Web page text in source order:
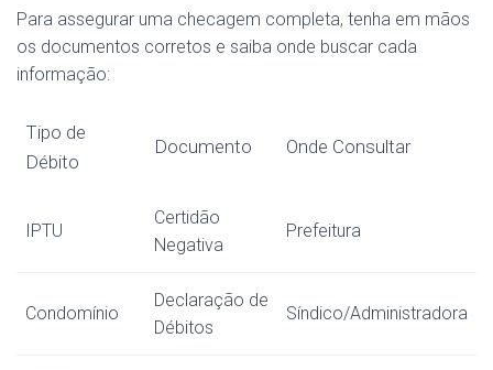
Para assegurar uma checagem completa, tenha em mãos
os documentos corretos e saiba onde buscar cada
informação:
Tipo de
Débito
Documento Onde Consultar
IPTU
Certidão
Negativa
Prefeitura
Condomínio
Declaração de
Débitos
Síndico/Administradora